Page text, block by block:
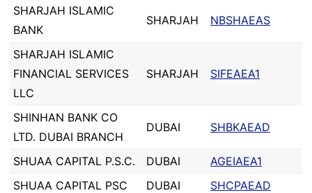
SHARJAH ISLAMIC
BANK
SHARJAH NBSHAEAS
SHARJAH ISLAMIC
FINANCIAL SERVICES
LLC
SHARJAH SIFEAEA1
SHINHAN BANK CO
LTD. DUBAI BRANCH
DUBAI SHBKAEAD
SHUAA CAPITAL P.S.C. DUBAI
AGEIAEA1
SHUAA CAPITAL PSC
DUBAI
SHCPAEAD